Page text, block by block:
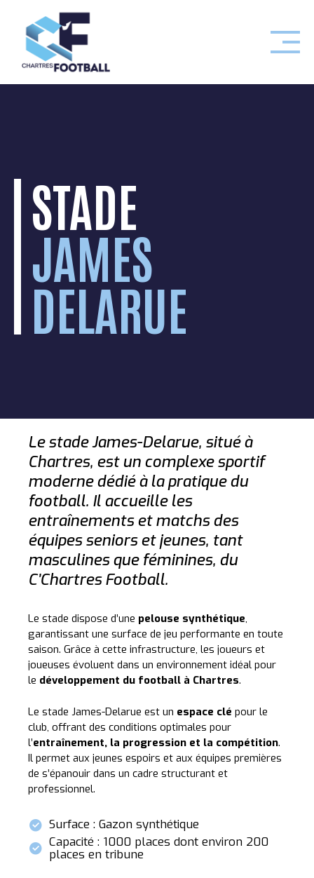
STADE
JAMES
DELARUE
Le stade James-Delarue, situé à
Chartres, est un complexe sportif
moderne dédié à la pratique du
football. Il accueille les
entraînements et matchs des
équipes seniors et jeunes, tant
masculines que féminines, du
C’Chartres Football.
Le stade dispose d’une pelouse synthétique,
garantissant une surface de jeu performante en toute
saison. Grâce à cette infrastructure, les joueurs et
joueuses évoluent dans un environnement idéal pour
le développement du football à Chartres.
Le stade James-Delarue est un espace clé pour le
club, offrant des conditions optimales pour
l’entraînement, la progression et la compétition.
Il permet aux jeunes espoirs et aux équipes premières
de s’épanouir dans un cadre structurant et
professionnel.
Surface : Gazon synthétique
Capacité : 1000 places dont environ 200
places en tribune